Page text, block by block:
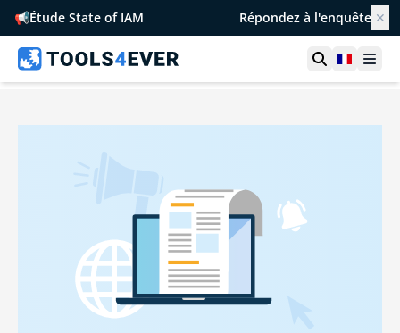
📢Étude State of IAM Répondez à l'enquête ✕
Ouvrir la
France